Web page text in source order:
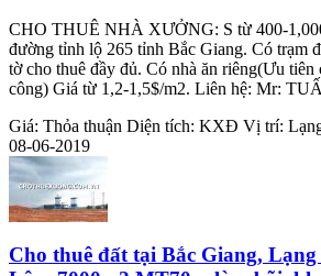
CHO THUÊ NHÀ XƯỞNG: S từ 400-
đường tỉnh lộ 265 tỉnh Bắc Giang. Có trạm
tờ cho thuê đầy đủ. Có nhà ăn riêng(Ưu tiên
công) Giá từ 1,2-1,5$/m2. Liên hệ: Mr:
Giá: Thỏa thuận Diện tích: KXĐ Vị trí:
08-06-2019
Cho thuê đất tại Bắc Giang,